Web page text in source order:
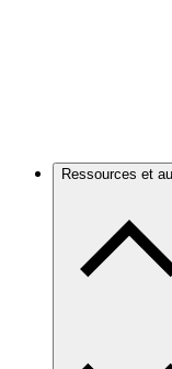
Ressources et